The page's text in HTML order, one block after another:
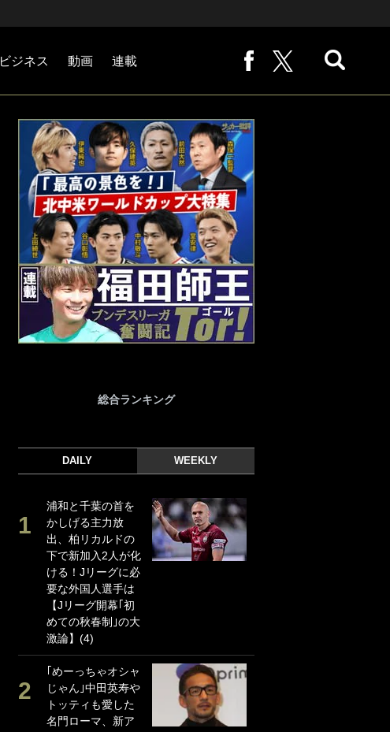
ビジネス 動画 連載
総合ランキング
DAILY WEEKLY
浦和と千葉の首を
かしげる主力放
出、柏リカルドの
下で新加入2人が化
ける！Jリーグに必
要な外国人選手は
【Jリーグ開幕｢初
めての秋春制｣の大
激論】(4)
｢めーっちゃオシャ
じゃん｣中田英寿や
トッティも愛した
名門ローマ、新ア